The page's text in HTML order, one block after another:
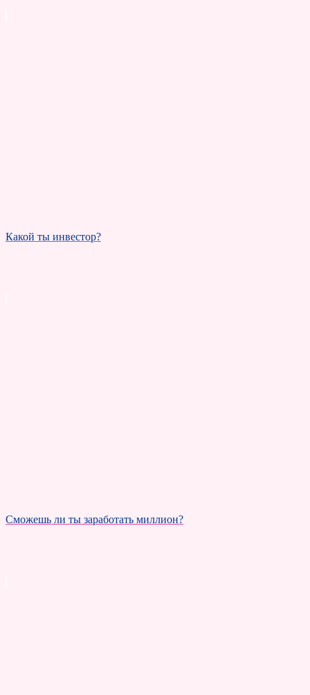
Какой ты инвестор?
Сможешь ли ты заработать миллион?